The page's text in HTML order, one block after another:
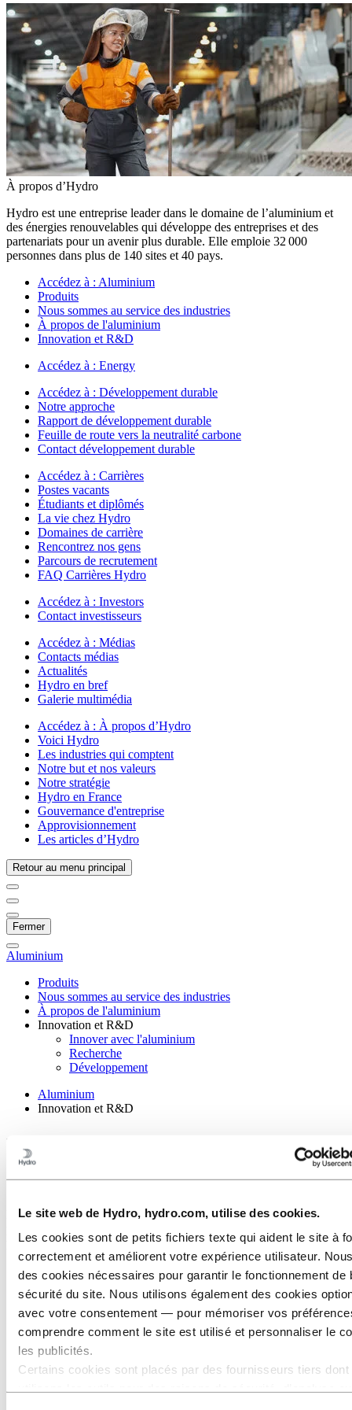
Le site web de Hydro, hydro.com, utilise des cookies.
Les cookies sont de petits fichiers texte qui aident le site à
correctement et améliorent votre expérience utilisateur.
des cookies nécessaires pour garantir le fonctionnement de
sécurité du site. Nous utilisons également des cookies
avec votre consentement — pour mémoriser vos
comprendre comment le site est utilisé et personnaliser le
les publicités.
Certains cookies sont placés par des fournisseurs tiers dont
À propos d’Hydro
Hydro est une entreprise leader dans le domaine de l’aluminium et
des énergies renouvelables qui développe des entreprises et des
partenariats pour un avenir plus durable. Elle emploie 32 000
personnes dans plus de 140 sites et 40 pays.
Accédez à : Aluminium
Produits
Nous sommes au service des industries
À propos de l'aluminium
Innovation et R&D
Accédez à : Energy
Accédez à : Développement durable
Notre approche
Rapport de développement durable
Feuille de route vers la neutralité carbone
Contact développement durable
Accédez à : Carrières
Postes vacants
Étudiants et diplômés
La vie chez Hydro
Domaines de carrière
Rencontrez nos gens
Parcours de recrutement
FAQ Carrières Hydro
Accédez à : Investors
Contact investisseurs
Accédez à : Médias
Contacts médias
Actualités
Hydro en bref
Galerie multimédia
Accédez à : À propos d’Hydro
Voici Hydro
Les industries qui comptent
Notre but et nos valeurs
Notre stratégie
Hydro en France
Gouvernance d'entreprise
Approvisionnement
Les articles d’Hydro
Retour au menu principal
Fermer
Aluminium
Produits
Nous sommes au service des industries
À propos de l'aluminium
Innovation et R&D
Innover avec l'aluminium
Recherche
Développement
Aluminium
Innovation et R&D
Un support technologique
adapté à vos besoins
Nous pouvons vous offrir une aide au développement d'applications
partout ailleurs dans l'industrie de l'extrusion en aluminium.